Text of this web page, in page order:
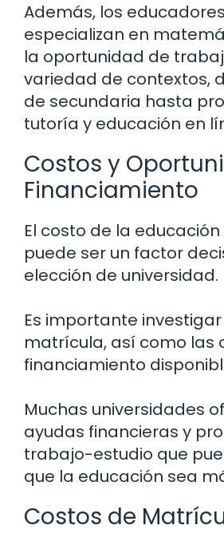
Además, los
especializan en
la oportunidad de
variedad de contextos,
de secundaria hasta
tutoría y educación en
Costos y
Financiamiento
El costo de la
puede ser un factor
elección de universidad.
Es importante
matrícula, así como las
financiamiento
Muchas universidades
ayudas financieras y
trabajo-estudio que
que la educación sea
Costos de